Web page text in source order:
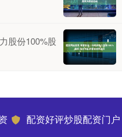
股份100%股
配资好评炒股配资门户